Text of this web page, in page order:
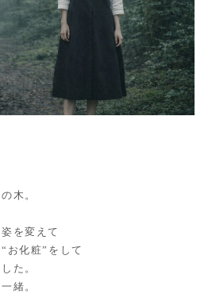
木。
を変えて
お化粧”をして
た。
緒。